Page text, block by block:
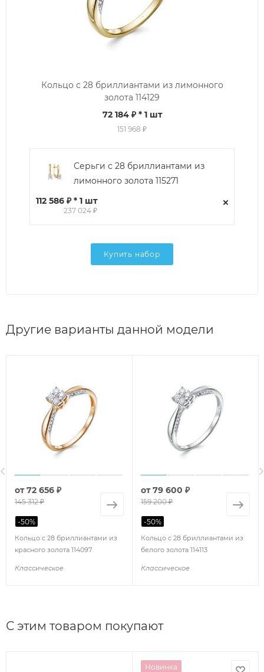
Кольцо с 28 бриллиантами из лимонного
золота 114129
72 184 ₽* 1 шт
151 968 ₽
Серьги с 28 бриллиантами из
лимонного золота 115271
112 586 ₽ * 1 шт
237 024 ₽
Купить набор
Другие варианты данной модели
Кольцо с 28 бриллиантами из
красного золота 114097
Классическое
от72 656 ₽
145 312 ₽
-50%
Кольцо с 28 бриллиантами из
белого золота 114113
Классическое
от79 600 ₽
159 200 ₽
-50%
С этим товаром покупают
Новинка